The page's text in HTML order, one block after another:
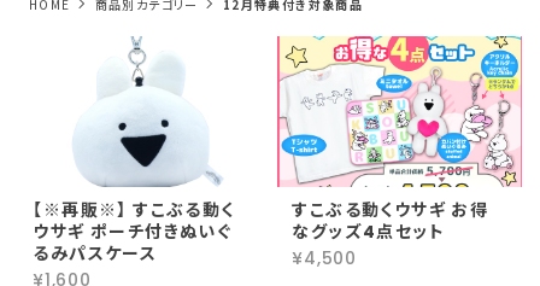
HOME 商品別カテゴリー 12月特典付き対象商品
【※再販※】 すこぶる動く
ウサギ ポーチ付きぬいぐ
るみパスケース
¥1,600
すこぶる動くウサギ お得
なグッズ4点セット
¥4,500